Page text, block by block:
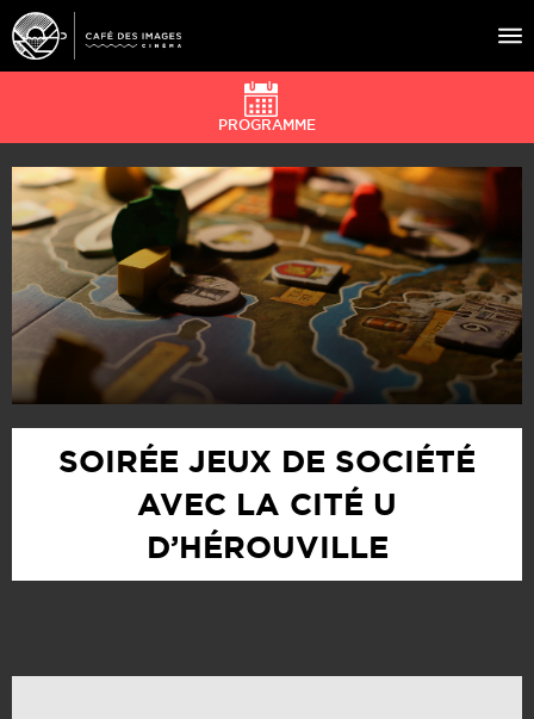
À L’AFFICHE
ÉVÉNEMENTS
CAFÉ DU CINÉ
PRATIQUE
ÉDUCATION AUX IMAGES
PROGRAMME
SOIRÉE JEUX DE SOCIÉTÉ
AVEC LA CITÉ U
D’HÉROUVILLE